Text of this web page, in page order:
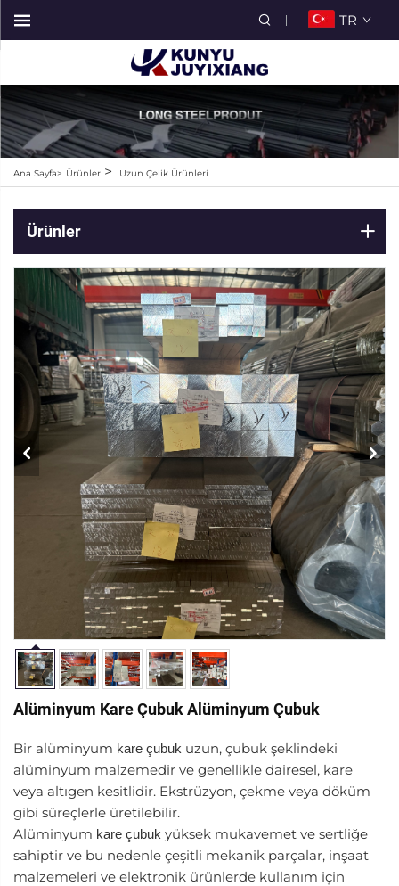
TR
Ana Sayfa> Ürünler > Uzun Çelik Ürünleri
Ürünler
Alüminyum Kare Çubuk Alüminyum Çubuk
Bir alüminyum kare çubuk uzun, çubuk şeklindeki
alüminyum malzemedir ve genellikle dairesel, kare
veya altıgen kesitlidir. Ekstrüzyon, çekme veya döküm
gibi süreçlerle üretilebilir.
Alüminyum kare çubuk yüksek mukavemet ve sertliğe
sahiptir ve bu nedenle çeşitli mekanik parçalar, inşaat
malzemeleri ve elektronik ürünlerde kullanım için